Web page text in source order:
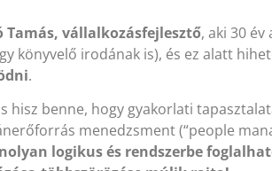
Tamás, vállalkozásfejlesztő, aki 30
könyvelő irodának is), és ez alatt
.
hisz benne, hogy gyakorlati
menedzsment (“people
logikus és rendszerbe